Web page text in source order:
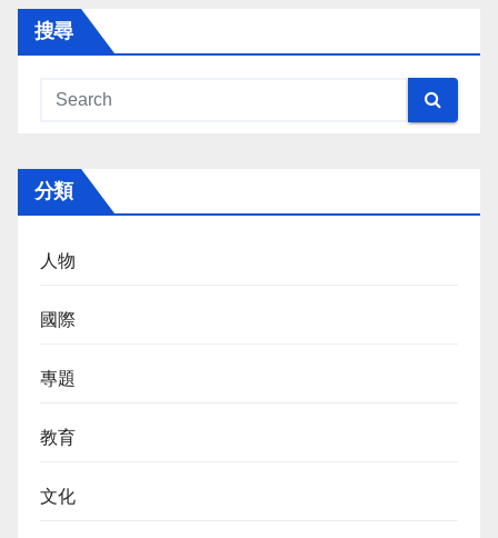
搜尋
分類
人物
國際
專題
教育
文化